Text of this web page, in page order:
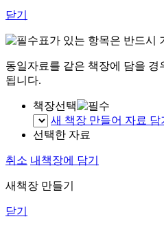
닫기
표가 있는 항목은 반드시
동일자료를 같은 책장에 담을 경
됩니다.
책장선택
새 책장 만들어 자료 담
선택한 자료
취소 내책장에 담기
새책장 만들기
닫기